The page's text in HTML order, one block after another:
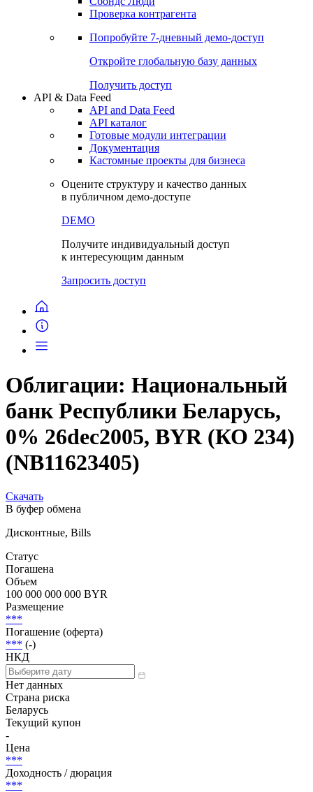
Сохраненные запросы
Чат
Проверка контрагента
Попробуйте7-дневный
Откройте глобальную базу данных
Получить доступ
API & Data Feed
API and Data Feed
Готовые модули интеграции
Документация
в публичном демо-доступе
Облигации: Национальный
банк Республики Беларусь,
(NB11623405)
В буфер обмена
Дисконтные, Bills
Статус
Погашена
Объем
100 000 000 000 BYR
Размещение
***
Погашение (оферта)
*** (-)
НКД
Страна риска
Беларусь
Текущий купон
-